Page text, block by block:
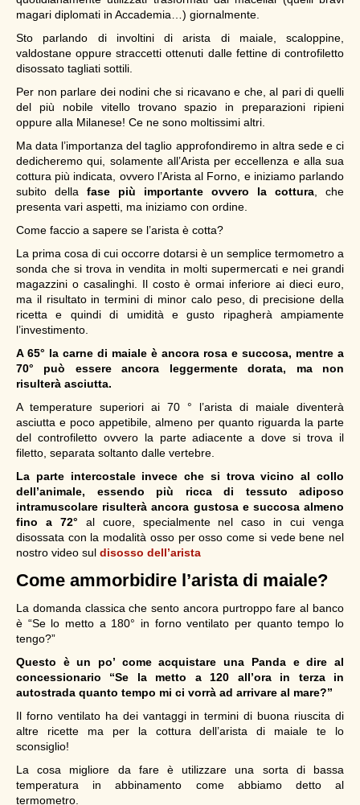
magari diplomati in Accademia…) giornalmente.
Sto parlando di involtini di arista di maiale, scaloppine,
valdostane oppure straccetti ottenuti dalle fettine di controfiletto
disossato tagliati sottili.
Per non parlare dei nodini che si ricavano e che, al pari di quelli
del più nobile vitello trovano spazio in preparazioni ripieni
oppure alla Milanese! Ce ne sono moltissimi altri.
Ma data l’importanza del taglio approfondiremo in altra sede e ci
dedicheremo qui, solamente all’Arista per eccellenza e alla sua
cottura più indicata, ovvero l’Arista al Forno, e iniziamo parlando
subito della fase più importante ovvero la cottura , che
presenta vari aspetti, ma iniziamo con ordine.
Come faccio a sapere se l’arista è cotta?
La prima cosa di cui occorre dotarsi è un semplice termometro a
sonda che si trova in vendita in molti supermercati e nei grandi
magazzini o casalinghi. Il costo è ormai inferiore ai dieci euro,
ma il risultato in termini di minor calo peso, di precisione della
ricetta e quindi di umidità e gusto ripagherà ampiamente
l’investimento.
A 65° la carne di maiale è ancora rosa e succosa, mentre a
70° può essere ancora leggermente dorata, ma non
risulterà asciutta.
A temperature superiori ai 70 ° l’arista di maiale diventerà
asciutta e poco appetibile, almeno per quanto riguarda la parte
del controfiletto ovvero la parte adiacente a dove si trova il
filetto, separata soltanto dalle vertebre.
La parte intercostale invece che si trova vicino al collo
dell’animale, essendo più ricca di tessuto adiposo
intramuscolare risulterà ancora gustosa e succosa almeno
fino a 72° al cuore, specialmente nel caso in cui venga
disossata con la modalità osso per osso come si vede bene nel
nostro video sul disosso dell’arista
Come ammorbidire l’arista di maiale?
La domanda classica che sento ancora purtroppo fare al banco
è “Se lo metto a 180° in forno ventilato per quanto tempo lo
tengo?”
Questo è un po’ come acquistare una Panda e dire al
concessionario “Se la metto a 120 all’ora in terza in
autostrada quanto tempo mi ci vorrà ad arrivare al mare?”
Il forno ventilato ha dei vantaggi in termini di buona riuscita di
altre ricette ma per la cottura dell’arista di maiale te lo
sconsiglio!
La cosa migliore da fare è utilizzare una sorta di bassa
temperatura in abbinamento come abbiamo detto al
termometro.